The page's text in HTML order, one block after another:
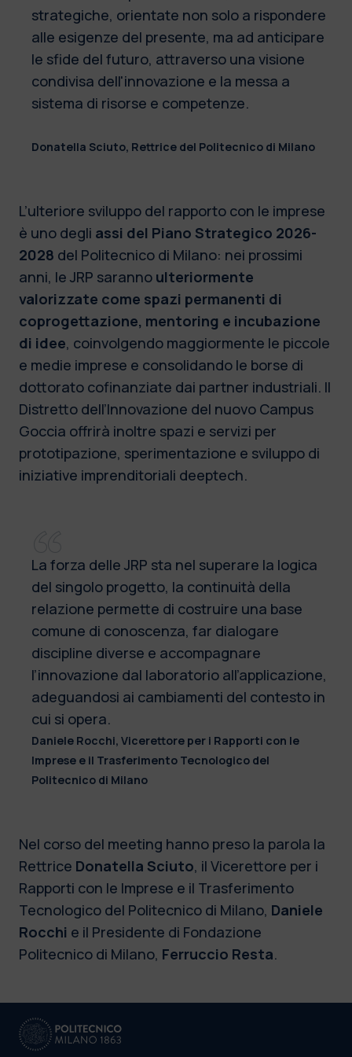
strategiche, orientate non solo a rispondere
alle esigenze del presente, ma ad anticipare
le sfide del futuro, attraverso una visione
condivisa dell'innovazione e la messa a
sistema di risorse e competenze.
Donatella Sciuto, Rettrice del Politecnico di Milano
L’ulteriore sviluppo del rapporto con le imprese
è uno degli assi del Piano Strategico 2026-
2028 del Politecnico di Milano: nei prossimi
anni, le JRP saranno ulteriormente
valorizzate come spazi permanenti di
coprogettazione, mentoring e incubazione
di idee, coinvolgendo maggiormente le piccole
e medie imprese e consolidando le borse di
dottorato cofinanziate dai partner industriali. Il
Distretto dell’Innovazione del nuovo Campus
Goccia offrirà inoltre spazi e servizi per
prototipazione, sperimentazione e sviluppo di
iniziative imprenditoriali deeptech.
La forza delle JRP sta nel superare la logica
del singolo progetto, la continuità della
relazione permette di costruire una base
comune di conoscenza, far dialogare
discipline diverse e accompagnare
l’innovazione dal laboratorio all’applicazione,
adeguandosi ai cambiamenti del contesto in
cui si opera.
Daniele Rocchi, Vicerettore per i Rapporti con le
Imprese e il Trasferimento Tecnologico del
Politecnico di Milano
Nel corso del meeting hanno preso la parola la
Rettrice Donatella Sciuto, il Vicerettore per i
Rapporti con le Imprese e il Trasferimento
Tecnologico del Politecnico di Milano, Daniele
Rocchi e il Presidente di Fondazione
Politecnico di Milano, Ferruccio Resta.